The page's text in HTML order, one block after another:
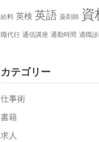
給料 英検 英語 薬剤師 資
職代行 通信講座 通勤時間 適職
カテゴリー
仕事術
書籍
求人